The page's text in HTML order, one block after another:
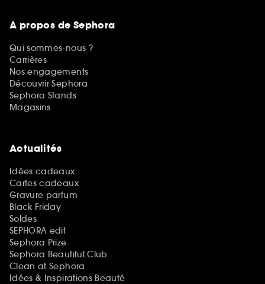
A propos de Sephora
Qui sommes-nous ?
Carrières
Nos engagements
Découvrir Sephora
Sephora Stands
Magasins
Actualités
Idées cadeaux
Cartes cadeaux
Gravure parfum
Black Friday
Soldes
SEPHORA edit
Sephora Prize
Sephora Beautiful Club
Clean at Sephora
Idées & Inspirations Beauté